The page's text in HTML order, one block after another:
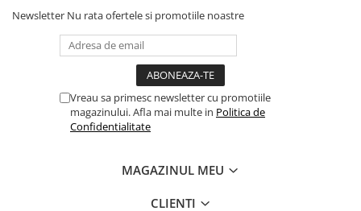
Newsletter Nu rata ofertele si promotiile noastre
Vreau sa primesc newsletter cu promotiile
magazinului. Afla mai multe in Politica de
Confidentialitate
MAGAZINUL MEU
CLIENTI